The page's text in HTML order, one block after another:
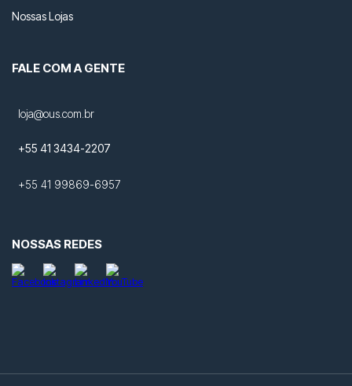
Nossas Lojas
FALE COM A GENTE
loja@ous.com.br
+55 41 3434-2207
+55 41 99869-6957
NOSSAS REDES